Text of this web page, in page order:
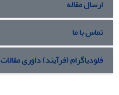
ارسال مقاله
تماس با ما
فلودیاگرام (فرآیند) داوری مقالات